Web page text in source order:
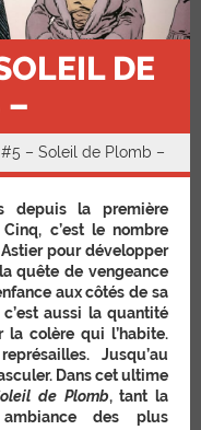
DE
–
#5 – Soleil de Plomb –
depuis la première
Cinq, c’est le nombre
pour développer
quête de vengeance
aux côtés de sa
aussi la quantité
la colère qui l’habite.
Jusqu’au
Dans cet ultime
de Plomb, tant la
des plus